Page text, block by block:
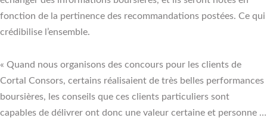
fonction de la pertinence des recommandations postées. Ce qui
crédibilise l’ensemble.
« Quand nous organisons des concours pour les clients de
Cortal Consors, certains réalisaient de très belles performances
boursières, les conseils que ces clients particuliers sont
capables de délivrer ont donc une valeur certaine et personne …